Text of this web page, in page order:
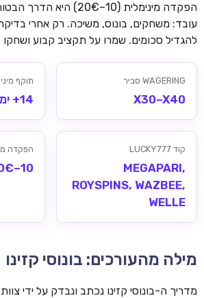
הפקדה מינימלית (10–20€)
עובד: משחקים, בונוס, משיכה. רק אחרי
להגדיל סכומים. שמרו על תקציב קבוע ושחקו
WAGERING סביר
X30–X40
תוקף
14+ ימים
קוד LUCKY777
MEGAPARI,
ROYSPINS, WAZBEE,
WELLE
הפקדה
10–20€
מילה מהעורכים: בונוסי קזינו
מדריך ה-בונוסי קזינו נכתב ונבדק על ידי